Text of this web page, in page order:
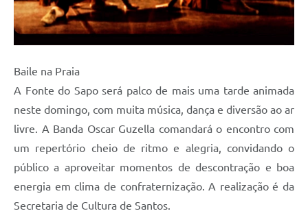
Baile na Praia
A Fonte do Sapo será palco de mais uma tarde animada
neste domingo, com muita música, dança e diversão ao ar
livre. A Banda Oscar Guzella comandará o encontro com
um repertório cheio de ritmo e alegria, convidando o
público a aproveitar momentos de descontração e boa
energia em clima de confraternização. A realização é da
Secretaria de Cultura de Santos.